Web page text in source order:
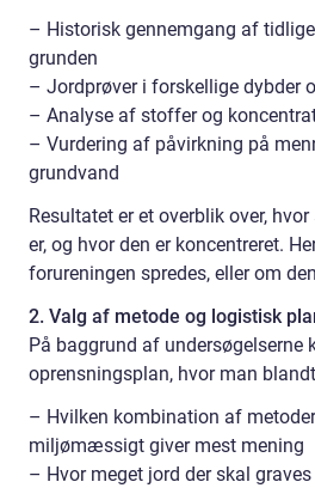
– Historisk gennemgang af
grunden
– Jordprøver i forskellige dybder
– Analyse af stoffer og
– Vurdering af påvirkning på
grundvand
Resultatet er et overblik over,
er, og hvor den er koncentreret.
forureningen spredes, eller om
2. Valg af metode og logistisk
På baggrund af undersøgelserne
oprensningsplan, hvor man
– Hvilken kombination af
miljømæssigt giver mest mening
– Hvor meget jord der skal graves